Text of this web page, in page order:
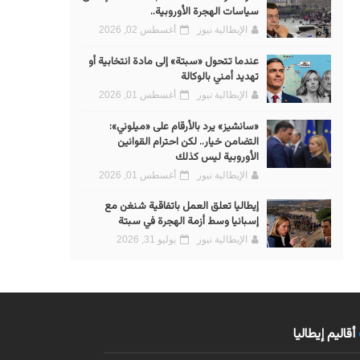
سياسات الهجرة الأوروبية..
الإيطالية نيوز أغسطس 02, 2026
عندما تتحول «سبتة» إلى مادة انتخابية أو
تهديد أمني بالوكالة
الإيطالية نيوز أغسطس 01, 2026
«سانشيز» يرد بالأرقام على «ميلوني»:
التضامن خيار.. لكن احترام القوانين
الأوروبية ليس كذلك
الإيطالية نيوز أغسطس 01, 2026
إيطاليا تعلق العمل باتفاقية شنغن مع
إسبانيا وسط أزمة الهجرة في سبتة
الإيطالية نيوز يوليو 31, 2026
أقاليم إيطاليا